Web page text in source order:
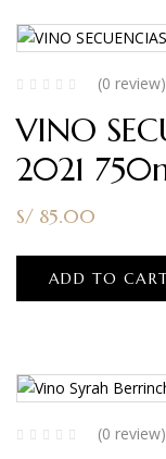
(0 review)
VINO
2021
S/ 85.00
ADD TO
(0 review)